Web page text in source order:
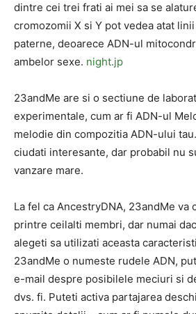
dintre cei trei frati ai mei sa se
cromozomii X si Y pot vedea atat
paterne, deoarece ADN-ul
ambelor sexe. night.jp
23andMe are si o sectiune de
experimentale, cum ar fi ADN-ul
melodie din compozitia ADN-ului
ciudati interesante, dar probabil nu
vanzare mare.
La fel ca AncestryDNA, 23andMe va
printre ceilalti membri, dar numai
alegeti sa utilizati aceasta
23andMe o numeste rudele ADN,
e-mail despre posibilele meciuri si
dvs. fi. Puteti activa partajarea